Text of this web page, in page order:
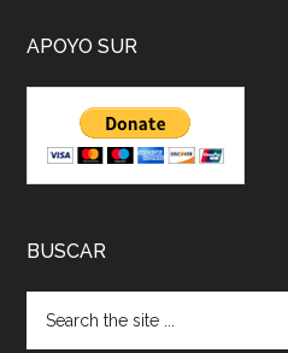
APOYO SUR
BUSCAR